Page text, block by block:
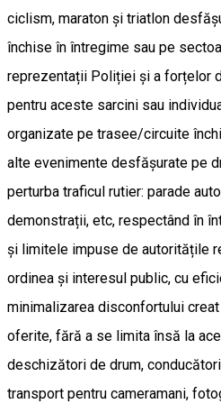
ciclism, maraton și triatlon
închise în întregime sau pe
reprezentații Poliției și a forțelor
pentru aceste sarcini sau
organizate pe trasee/circuite
alte evenimente desfășurate pe
perturba traficul rutier: parade
demonstrații, etc, respectând în
și limitele impuse de autoritățile
ordinea și interesul public, cu
minimalizarea disconfortului
oferite, fără a se limita însă la
deschizători de drum,
transport pentru cameramani,